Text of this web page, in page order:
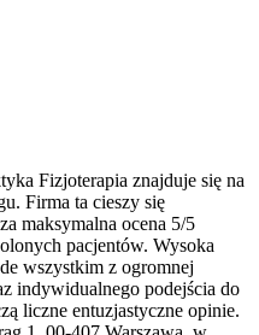
Fizjoterapia znajduje się na
Firma ta cieszy się
maksymalna ocena 5/5
pacjentów. Wysoka
wszystkim z ogromnej
indywidualnego podejścia do
liczne entuzjastyczne opinie.